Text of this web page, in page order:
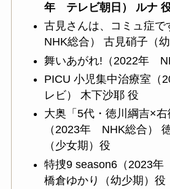
年 テレビ朝日） ルナ
古見さんは、コミュ症
NHK総合） 古見硝子（
舞いあがれ!（2022年
PICU 小児集中治療室
レビ） 木下沙耶 役
大奥「5代・徳川綱吉×右
（2023年 NHK総合）
（少女期）役
特捜9 season6（2023年
橋倉ゆかり（幼少期）役